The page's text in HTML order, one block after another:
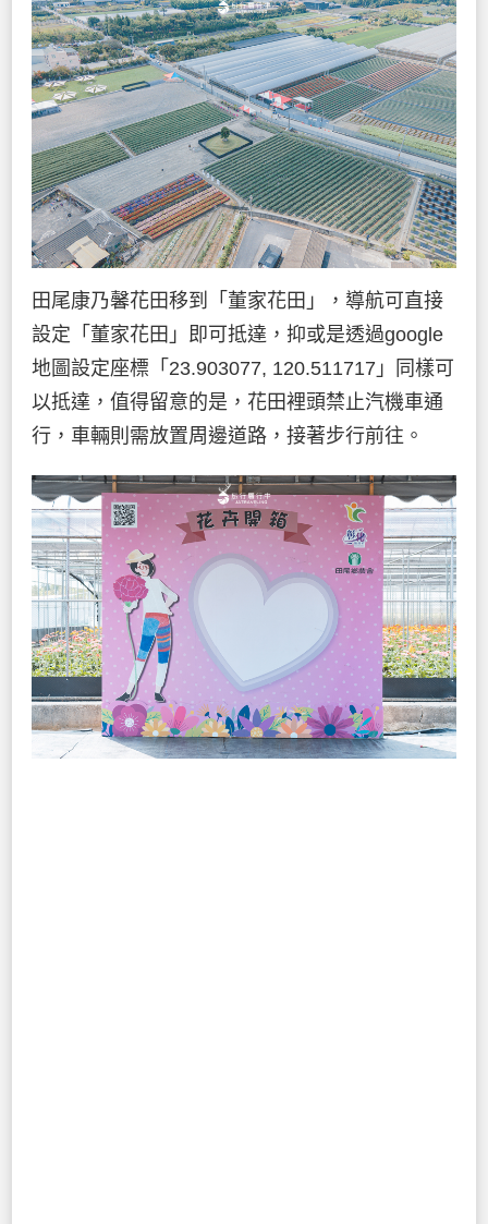
田尾康乃馨花田移到「董家花田」，導航可直接
設定「董家花田」即可抵達，抑或是透過google
地圖設定座標「23.903077, 120.511717」同樣可
以抵達，值得留意的是，花田裡頭禁止汽機車通
行，車輛則需放置周邊道路，接著步行前往。